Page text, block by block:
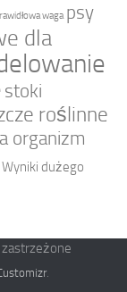
waga psy
dla
stoki
roślinne
organizm
Wyniki dużego
.